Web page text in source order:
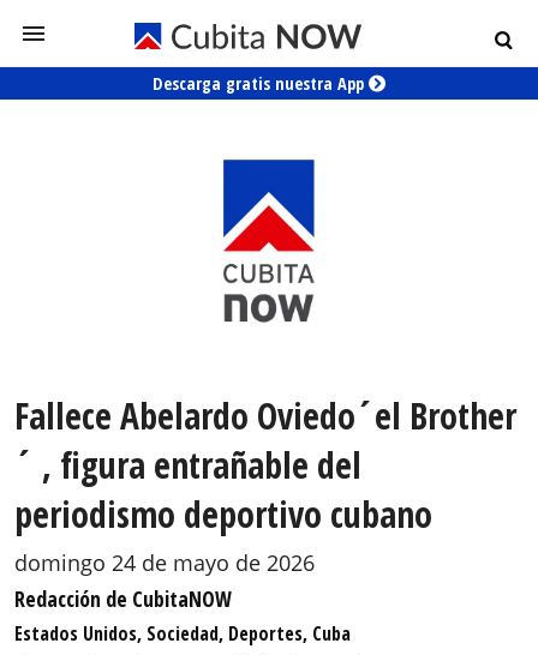
Descarga gratis nuestra App
Fallece Abelardo Oviedo´el Brother
´ , figura entrañable del
periodismo deportivo cubano
domingo 24 de mayo de 2026
Redacción de CubitaNOW
Estados Unidos, Sociedad, Deportes, Cuba